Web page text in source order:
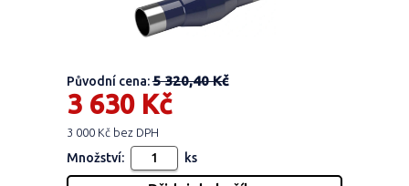
Původní cena:5 320,40 Kč
3 630 Kč
3 000 Kč bez DPH
Množství: ks